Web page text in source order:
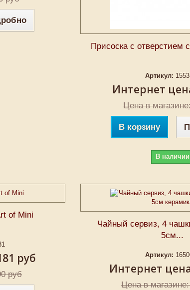
Присоска с отверстием
Артикул:
Интернет
Цена в
В корзину
В наличии
of Mini
руб
руб
Чайный сервиз, 4
5cм...
Артикул:
Интернет
Цена в